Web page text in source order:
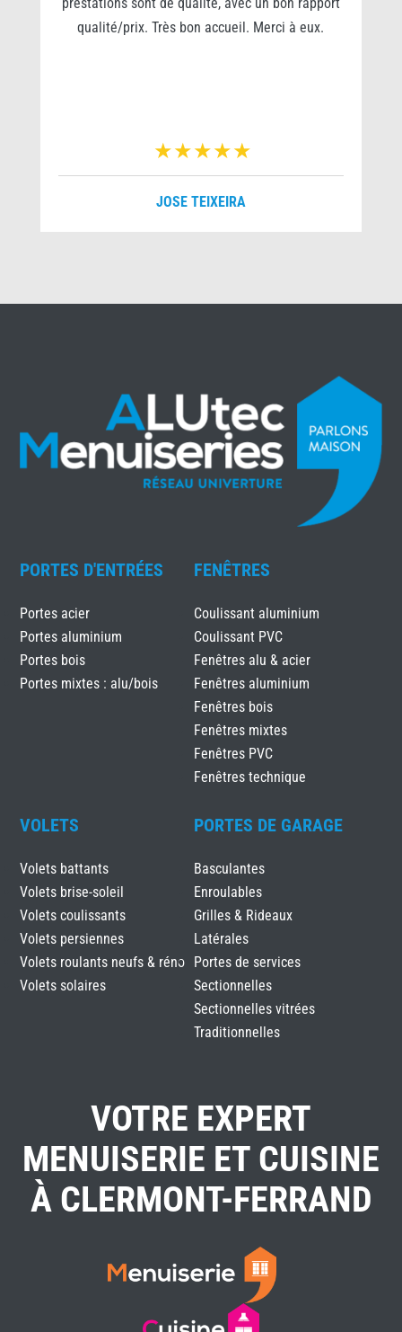
qualité/prix. Très bon accueil. Merci à eux.
JOSE TEIXEIRA
PORTES D'ENTRÉES
Portes acier
Portes aluminium
Portes bois
Portes mixtes : alu/bois
FENÊTRES
Coulissant aluminium
Coulissant PVC
Fenêtres alu & acier
Fenêtres aluminium
Fenêtres bois
Fenêtres mixtes
Fenêtres PVC
Fenêtres technique
VOLETS
Volets battants
Volets brise-soleil
Volets coulissants
Volets persiennes
Volets roulants neufs & réno
Volets solaires
PORTES DE GARAGE
Basculantes
Enroulables
Grilles & Rideaux
Latérales
Portes de services
Sectionnelles
Sectionnelles vitrées
Traditionnelles
VOTRE EXPERT
MENUISERIE ET CUISINE
À CLERMONT-FERRAND